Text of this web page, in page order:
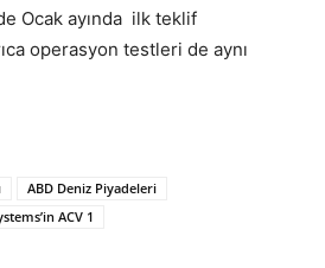
Ocak ayında ilk teklif
operasyon testleri de aynı
ABD Deniz Piyadeleri
ACV 1